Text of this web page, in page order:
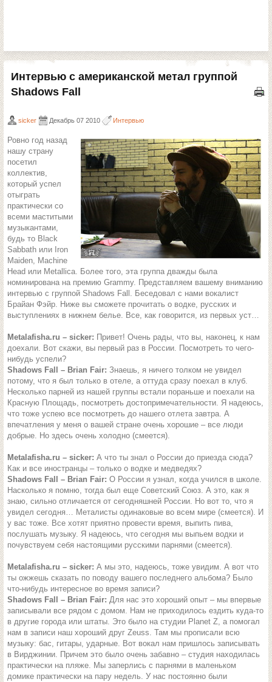
Интервью с американской метал группой
Shadows Fall
sicker Декабрь 07 2010 Интервью
Ровно год назад
нашу страну
посетил
коллектив,
который успел
отыграть
практически со
всеми маститыми
музыкантами,
будь то Black
Sabbath или Iron
Maiden, Machine
Head или Metallica. Более того, эта группа дважды была
номинирована на премию Grammy. Представляем вашему вниманию
интервью с группой Shadows Fall. Беседовал с нами вокалист
Брайан Фэйр. Ниже вы сможете прочитать о водке, русских и
выступлениях в нижнем белье. Все, как говорится, из первых уст…
Metalafisha.ru – sicker: Привет! Очень рады, что вы, наконец, к нам
доехали. Вот скажи, вы первый раз в России. Посмотреть то чего-
нибудь успели?
Shadows Fall – Brian Fair: Знаешь, я ничего толком не увидел
потому, что я был только в отеле, а оттуда сразу поехал в клуб.
Несколько парней из нашей группы встали пораньше и поехали на
Красную Площадь, посмотреть достопримечательности. Я надеюсь,
что тоже успею все посмотреть до нашего отлета завтра. А
впечатления у меня о вашей стране очень хорошие – все люди
добрые. Но здесь очень холодно (смеется).
Metalafisha.ru – sicker: А что ты знал о России до приезда сюда?
Как и все иностранцы – только о водке и медведях?
Shadows Fall – Brian Fair: О России я узнал, когда учился в школе.
Насколько я помню, тогда был еще Советский Союз. А это, как я
знаю, сильно отличается от сегодняшней России. Но вот то, что я
увидел сегодня… Металисты одинаковые во всем мире (смеется). И
у вас тоже. Все хотят приятно провести время, выпить пива,
послушать музыку. Я надеюсь, что сегодня мы выпьем водки и
почувствуем себя настоящими русскими парнями (смеется).
Metalafisha.ru – sicker: А мы это, надеюсь, тоже увидим. А вот что
ты ожжешь сказать по поводу вашего последнего альбома? Было
что-нибудь интересное во время записи?
Shadows Fall – Brian Fair: Для нас это хороший опыт – мы впервые
записывали все рядом с домом. Нам не приходилось ездить куда-то
в другие города или штаты. Это было на студии Planet Z, а помогал
нам в записи наш хороший друг Zeuss. Там мы прописали всю
музыку: бас, гитары, ударные. Вот вокал нам пришлось записывать
в Вирджинии. Причем это было очень забавно – студия находилась
практически на пляже. Мы заперлись с парнями в маленьком
домике практически на пару недель. У нас постоянно были